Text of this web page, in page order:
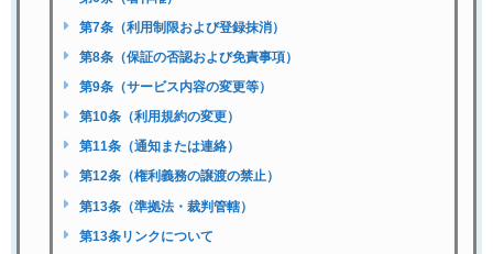
第7条（利用制限および登録抹消）
第8条（保証の否認および免責事項）
第9条（サービス内容の変更等）
第10条（利用規約の変更）
第11条（通知または連絡）
第12条（権利義務の譲渡の禁止）
第13条（準拠法・裁判管轄）
第13条リンクについて